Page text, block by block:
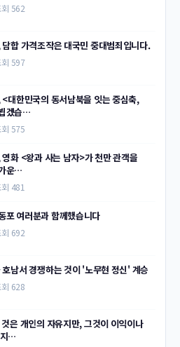
562
합 가격조작은 대국민 중대범죄입니다.
회 597
대한민국의 동서남북을 잇는 중심축,
겠습…
575
화 <왕과 사는 남자>가 천만 관객을
운…
481
포 여러분과 함께했습니다
692
남서 경쟁하는 것이 '노무현 정신' 계승
628
은 개인의 자유지만, 그것이 이익이나
…